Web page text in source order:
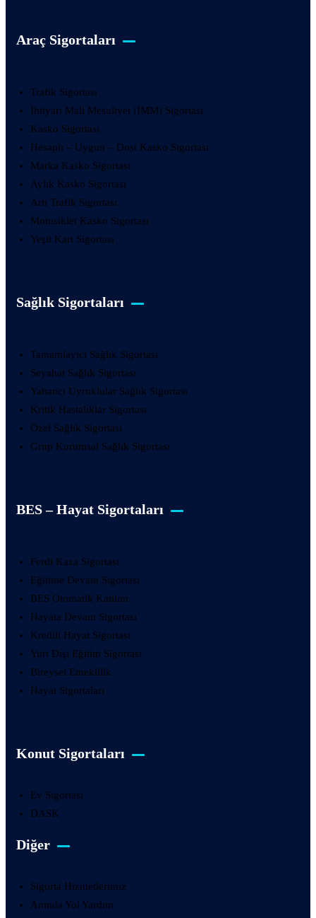
Araç Sigortaları
Trafik Sigortası
İhtiyari Mali Mesuliyet (İMM) Sigortası
Kasko Sigortası
Hesaplı – Uygun – Dost Kasko Sigortası
Marka Kasko Sigortası
Aylık Kasko Sigortası
Artı Trafik Sigortası
Motosiklet Kasko Sigortası
Yeşil Kart Sigortası
Sağlık Sigortaları
Tamamlayıcı Sağlık Sigortası
Seyahat Sağlık Sigortası
Yabancı Uyruklular Sağlık Sigortası
Kritik Hastalıklar Sigortası
Özel Sağlık Sigortası
Grup Kurumsal Sağlık Sigortası
BES – Hayat Sigortaları
Ferdi Kaza Sigortası
Eğitime Devam Sigortası
BES Otomatik Katılım
Hayata Devam Sigortası
Kredili Hayat Sigortası
Yurt Dışı Eğitim Sigortası
Bireysel Emeklilik
Hayat Sigortaları
Konut Sigortaları
Ev Sigortası
DASK
Diğer
Sigorta Hizmetlerimiz
Anında Yol Yardım